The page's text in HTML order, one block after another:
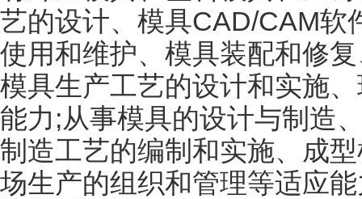
艺的设计、模具CAD/CAM软
使用和维护、模具装配和修
模具生产工艺的设计和实施
能力;从事模具的设计与制造
制造工艺的编制和实施、成
场生产的组织和管理等适应